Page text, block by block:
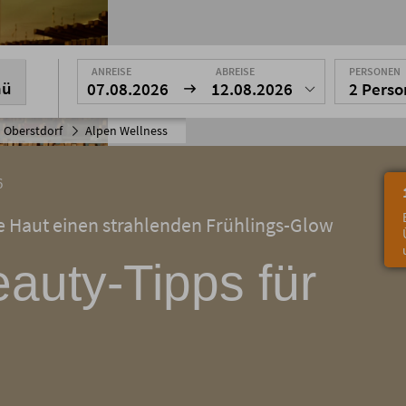
Oberstdorf Alpen Wellness
ANREISE
07.08.2026
ABREISE
12.08.2026
PERSONEN
2
einen strahlenden Frühlings-Glow
Tipps für